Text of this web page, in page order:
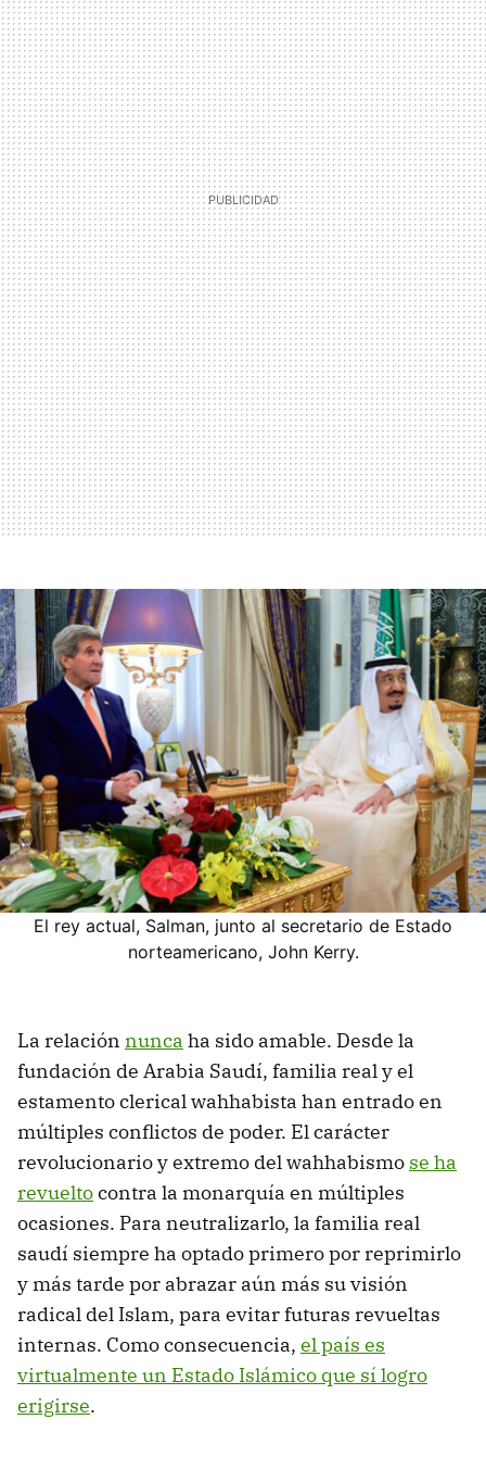
El rey actual, Salman, junto al secretario de Estado
norteamericano, John Kerry.
La relación nunca ha sido amable. Desde la
fundación de Arabia Saudí, familia real y el
estamento clerical wahhabista han entrado en
múltiples conflictos de poder. El carácter
revolucionario y extremo del wahhabismo se ha
revueltocontra la monarquía en múltiples
ocasiones. Para neutralizarlo, la familia real
saudí siempre ha optado primero por reprimirlo
y más tarde por abrazar aún más su visión
radical del Islam, para evitar futuras revueltas
internas. Como consecuencia, el país es
virtualmente un Estado Islámico que sí logro
erigirse.